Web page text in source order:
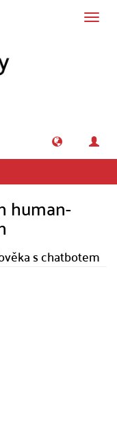
human-
s chatbotem